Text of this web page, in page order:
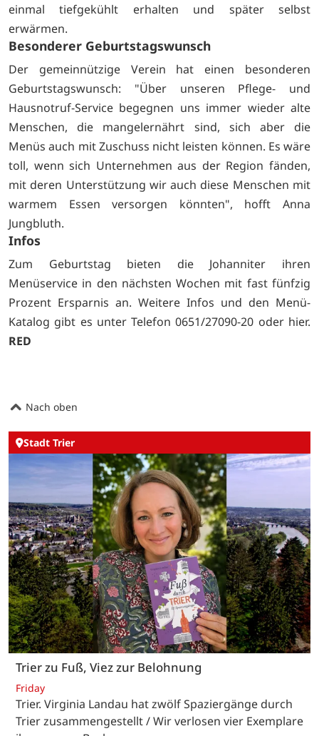
einmal tiefgekühlt erhalten und später selbst
erwärmen.
Besonderer Geburtstagswunsch
Der gemeinnützige Verein hat einen besonderen
Geburtstagswunsch: "Über unseren Pflege- und
Hausnotruf-Service begegnen uns immer wieder alte
Menschen, die mangelernährt sind, sich aber die
Menüs auch mit Zuschuss nicht leisten können. Es wäre
toll, wenn sich Unternehmen aus der Region fänden,
mit deren Unterstützung wir auch diese Menschen mit
warmem Essen versorgen könnten", hofft Anna
Jungbluth.
Infos
Zum Geburtstag bieten die Johanniter ihren
Menüservice in den nächsten Wochen mit fast fünfzig
Prozent Ersparnis an. Weitere Infos und den Menü-
Katalog gibt es unter Telefon 0651/27090-20 oder hier.
RED
Nach oben
Stadt Trier
Trier zu Fuß, Viez zur Belohnung
Friday
Trier. Virginia Landau hat zwölf Spaziergänge durch
Trier zusammengestellt / Wir verlosen vier Exemplare